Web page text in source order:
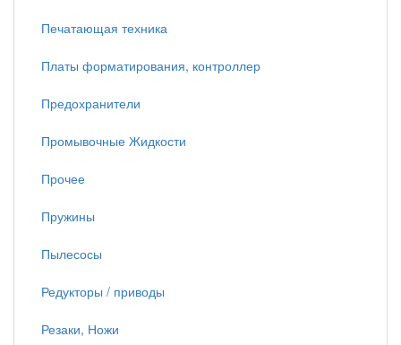
Печатающая техника
Платы форматирования, контроллер
Предохранители
Промывочные Жидкости
Прочее
Пружины
Пылесосы
Редукторы / приводы
Резаки, Ножи